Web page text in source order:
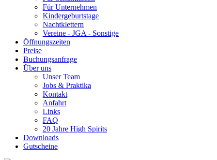
Für Unternehmen
Kindergeburtstage
Nachtklettern
Vereine - JGA - Sonstige
Öffnungszeiten
Preise
Buchungsanfrage
Über uns
Unser Team
Jobs & Praktika
Kontakt
Anfahrt
Links
FAQ
20 Jahre High Spirits
Downloads
Gutscheine